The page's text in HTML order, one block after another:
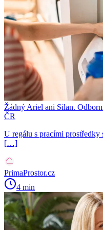
Žádný Ariel ani Silan.
ČR
U regálu s pracími
[…]
PrimaProstor.cz
4 min